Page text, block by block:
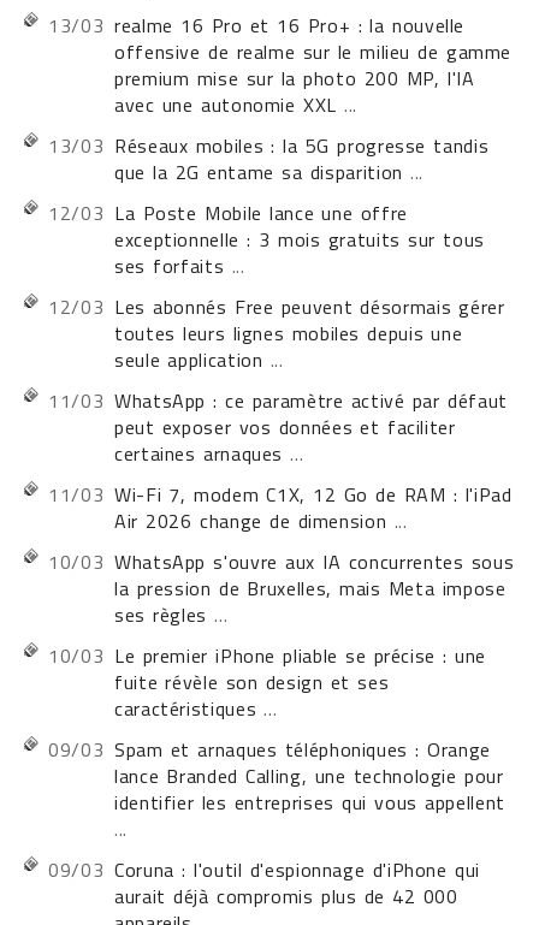
13/03 realme 16 Pro et 16 Pro+ : la nouvelle
offensive de realme sur le milieu de gamme
premium mise sur la photo 200 MP, l'IA
avec une autonomie XXL ...
13/03 Réseaux mobiles : la 5G progresse tandis
que la 2G entame sa disparition ...
12/03 La Poste Mobile lance une offre
exceptionnelle : 3 mois gratuits sur tous
ses forfaits ...
12/03 Les abonnés Free peuvent désormais gérer
toutes leurs lignes mobiles depuis une
seule application ...
11/03 WhatsApp : ce paramètre activé par défaut
peut exposer vos données et faciliter
certaines arnaques ...
11/03 Wi-Fi 7, modem C1X, 12 Go de RAM : l'iPad
Air 2026 change de dimension ...
10/03 WhatsApp s'ouvre aux IA concurrentes sous
la pression de Bruxelles, mais Meta impose
ses règles ...
10/03 Le premier iPhone pliable se précise : une
fuite révèle son design et ses
caractéristiques ...
09/03 Spam et arnaques téléphoniques : Orange
lance Branded Calling, une technologie pour
identifier les entreprises qui vous appellent
...
09/03 Coruna : l'outil d'espionnage d'iPhone qui
aurait déjà compromis plus de 42 000